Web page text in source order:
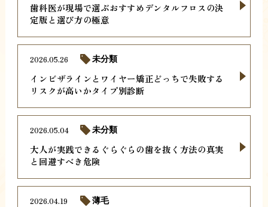
歯科医が現場で選ぶおすすめデンタルフロスの決
定版と選び方の極意
インビザラインとワイヤー矯正どっちで失敗する
リスクが高いかタイプ別診断
2026.05.26 未分類
大人が実践できるぐらぐらの歯を抜く方法の真実
と回避すべき危険
2026.05.04 未分類
2026.04.19 薄毛